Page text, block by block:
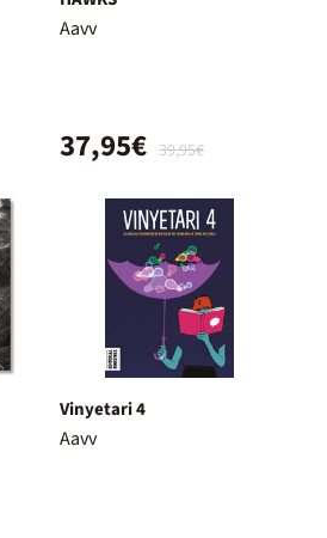
Aavv
39,95€
37,95€
Vinyetari 4
Aavv